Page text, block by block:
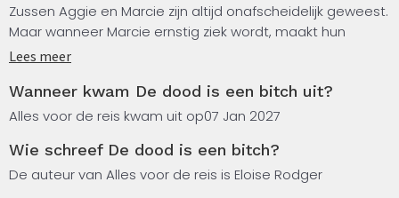
Zussen Aggie en Marcie zijn altijd onafscheidelijk geweest.
Maar wanneer Marcie ernstig ziek wordt, maakt hun
hechte band plaats voor korte, beladen
avond verschijnt de Dood in Aggies slaapkamer.
gefrustreerde moeder. En ze geeft Aggie een
onthutsende taak die ze moet volbrengen. In ruil
Lees meer
Wanneer kwam De dood is een bitch uit?
Alles voor de reis kwam uit op07 Jan 2027
Wie schreef De dood is een bitch?
De auteur van Alles voor de reis is Eloise Rodger